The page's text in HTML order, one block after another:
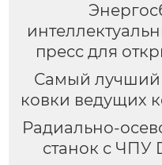
пресс для
Самый лучший
ковки ведущих
Радиально-
станок с ЧПУ